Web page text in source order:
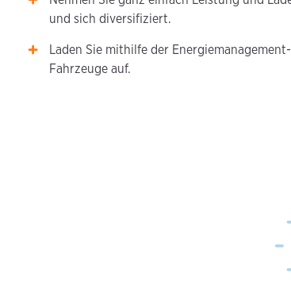
und sich diversifiziert.
Laden Sie mithilfe der
Fahrzeuge auf.